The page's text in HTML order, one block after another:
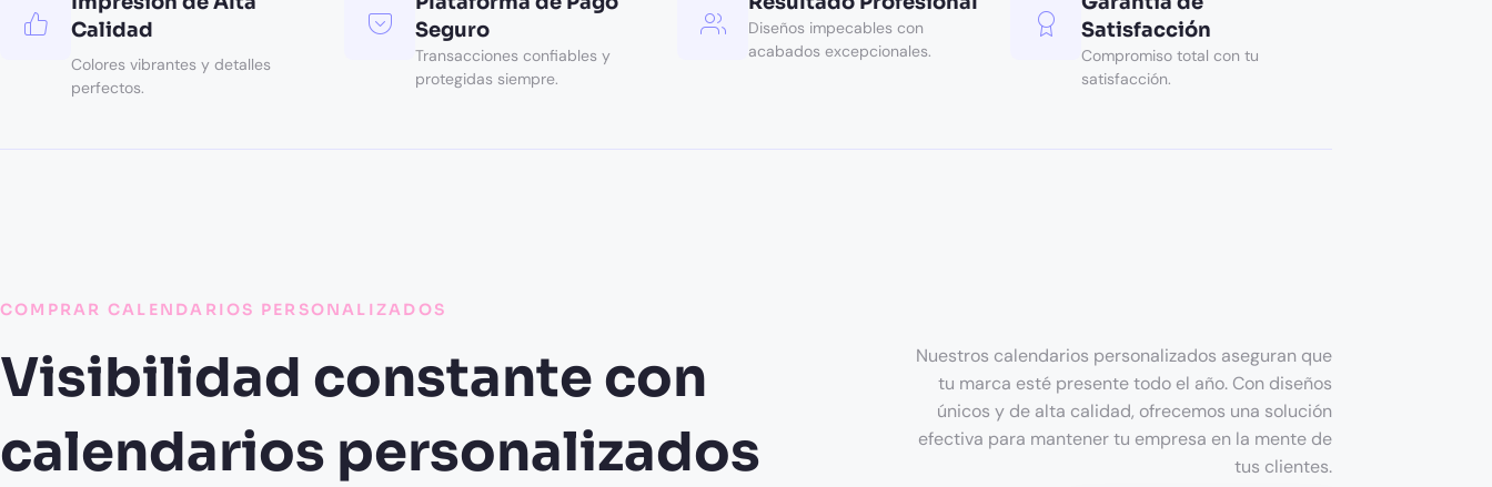
Calidad
Colores vibrantes y detalles
perfectos.
Seguro
Transacciones confiables y
protegidas siempre.
Diseños impecables con
acabados excepcionales.
Satisfacción
Compromiso total con tu
satisfacción.
COMPRAR CALENDARIOS PERSONALIZADOS
Visibilidad constante con
calendarios personalizados
Nuestros calendarios personalizados aseguran que
tu marca esté presente todo el año. Con diseños
únicos y de alta calidad, ofrecemos una solución
efectiva para mantener tu empresa en la mente de
tus clientes.